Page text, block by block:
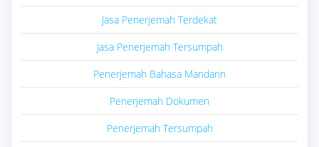
Jasa Penerjemah Terdekat
Jasa Penerjemah Tersumpah
Penerjemah Bahasa Mandarin
Penerjemah Dokumen
Penerjemah Tersumpah